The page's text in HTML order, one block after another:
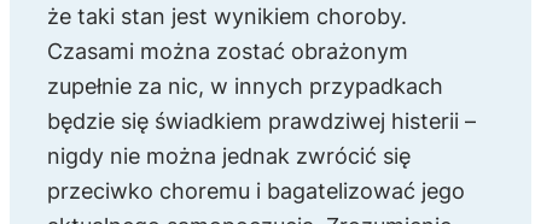
że taki stan jest wynikiem choroby.
Czasami można zostać obrażonym
zupełnie za nic, w innych przypadkach
będzie się świadkiem prawdziwej histerii –
nigdy nie można jednak zwrócić się
przeciwko choremu i bagatelizować jego